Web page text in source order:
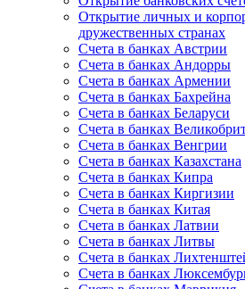
Открытие личных и
дружественных странах
Счета в банках Австрии
Счета в банках Андорры
Счета в банках Армении
Счета в банках Бахрейна
Счета в банках Беларуси
Счета в банках
Счета в банках Венгрии
Счета в банках Казахстана
Счета в банках Кипра
Счета в банках Киргизии
Счета в банках Китая
Счета в банках Латвии
Счета в банках Литвы
Счета в банках
Счета в банках